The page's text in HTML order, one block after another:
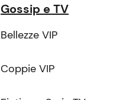
Gossip e TV
Bellezze VIP
Coppie VIP